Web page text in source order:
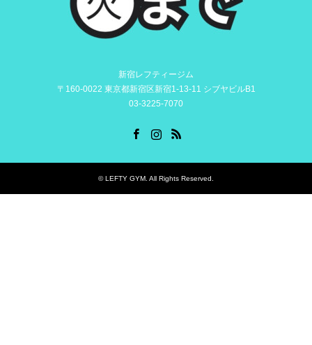
新宿レフティージム
〒160-0022 東京都新宿区新宿1-13-11 シブヤビルB1
03-3225-7070
©LEFTY GYM . All Rights Reserved.